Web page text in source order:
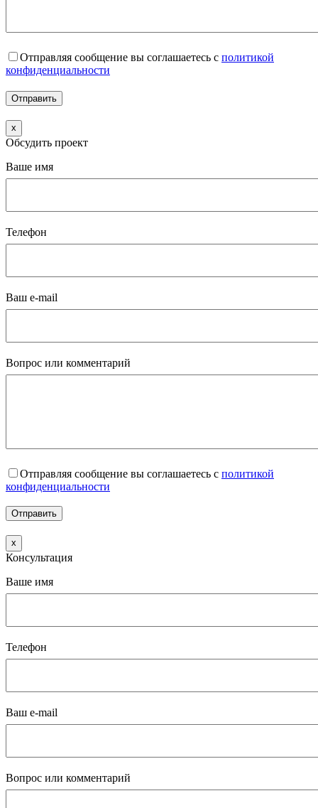
Отправляя сообщение вы соглашаетесь с политикой
конфиденциальности
x
Обсудить проект
Ваше имя
Телефон
Ваш e-mail
Вопрос или комментарий
Отправляя сообщение вы соглашаетесь с политикой
конфиденциальности
x
Консультация
Ваше имя
Телефон
Ваш e-mail
Вопрос или комментарий